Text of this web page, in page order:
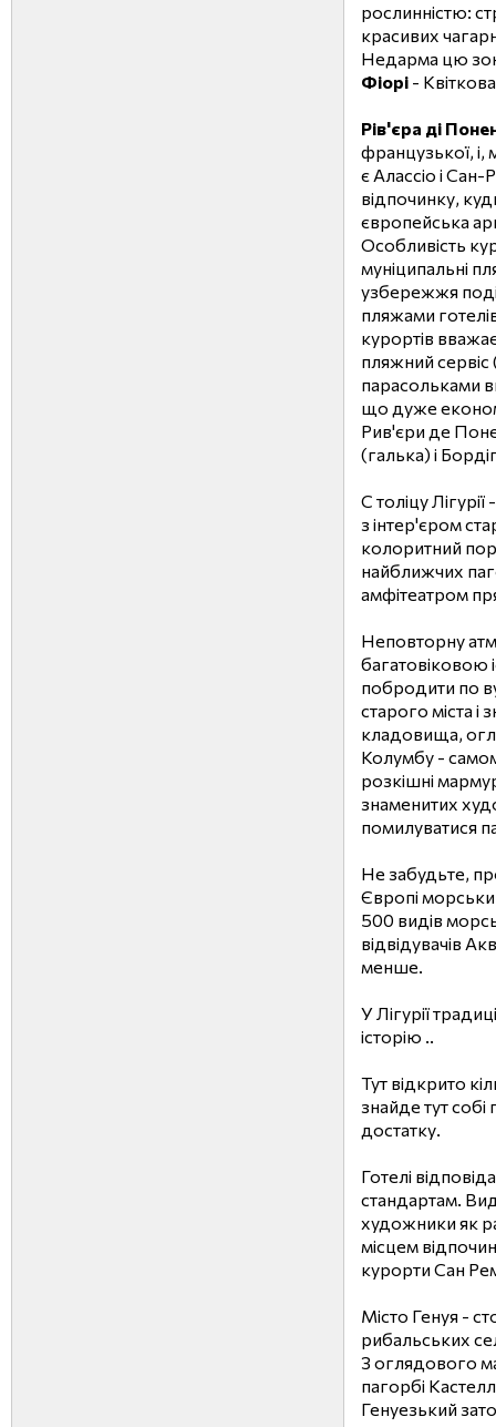
рослинністю:
красивих
Недарма цю
Фіорі -
Рів'єра ді
французької, і,
є Алассіо і
відпочинку,
європейська
Особливість
муніципальні
узбережжя
пляжами
курортів
пляжний
парасольками
що дуже
Рив'єри де
(галька) і
C толіцу Лігурії
з інтер'єром
колоритний
найближчих
амфітеатром
Неповторну
багатовіковою
побродити по
старого міста і
кладовища,
Колумбу -
розкішні
знаменитих
помилуватися
Не забудьте,
Європі
500 видів
відвідувачів
менше.
У Лігурії
історію ..
Тут відкрито
знайде тут собі
достатку.
Готелі
стандартам.
художники як
місцем
курорти Сан
Місто Генуя -
рибальських
З оглядового
пагорбі
Генуезький